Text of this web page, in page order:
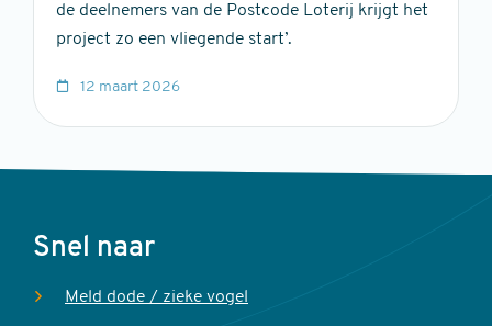
de deelnemers van de Postcode Loterij krijgt het
project zo een vliegende start’.
12 maart 2026
Voet
Snel naar
Meld dode / zieke vogel